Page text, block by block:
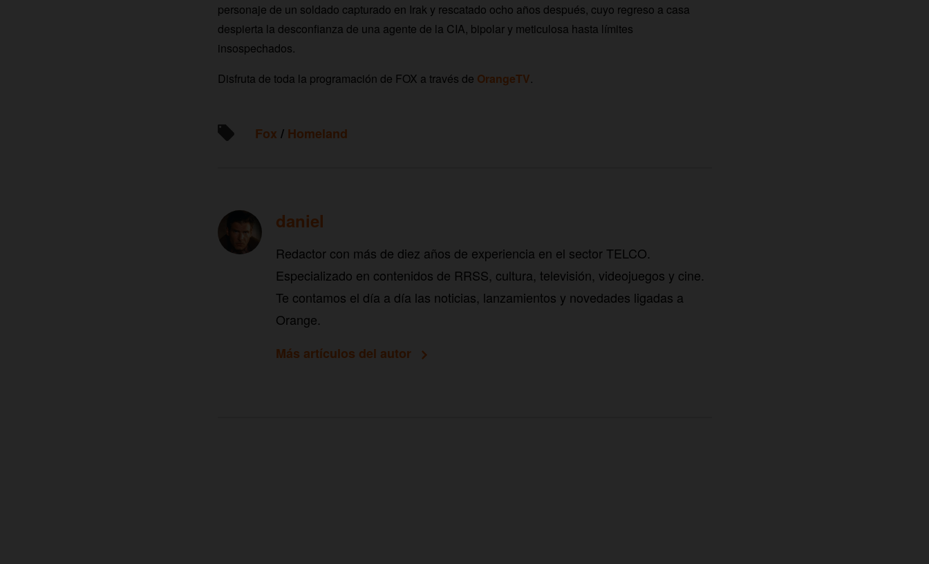
personaje de un soldado capturado en Irak y rescatado ocho años después, cuyo regreso a casa
despierta la desconfianza de una agente de la CIA, bipolar y meticulosa hasta límites
insospechados.
Disfruta de toda la programación de FOX a través de OrangeTV.
Fox / Homeland
daniel
Redactor con más de diez años de experiencia en el sector TELCO.
Especializado en contenidos de RRSS, cultura, televisión, videojuegos y cine.
Te contamos el día a día las noticias, lanzamientos y novedades ligadas a
Orange.
Más artículos del autor